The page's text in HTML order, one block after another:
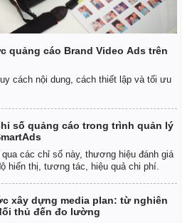
quảng cáo Brand Video Ads trên
cách nội dung, cách thiết lập và tối ưu
số quảng cáo trong trình quản lý
qua các chỉ số này, thương hiệu đánh giá
hiển thị, tương tác, hiệu quả chi phí.
xây dựng media plan: từ nghiên
thủ đến đo lường